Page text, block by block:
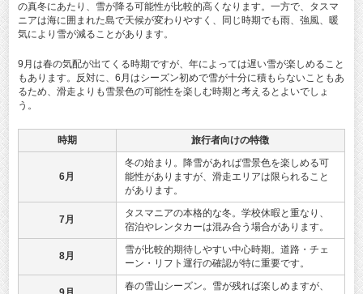
の真冬にあたり、雪が降る可能性が比較的高くなります。一方で、タスマ
ニアは海に囲まれた島で天候が変わりやすく、同じ時期でも雨、強風、暖
気により雪が減ることがあります。
9月は春の気配が出てくる時期ですが、年によっては遅い雪が楽しめること
もあります。反対に、6月はシーズン初めで雪が十分に積もらないこともあ
るため、滑走よりも雪景色の可能性を楽しむ時期と考えるとよいでしょ
う。
時期 旅行者向けの特徴
6月
冬の始まり。降雪があれば雪景色を楽しめる可
能性がありますが、滑走エリアは限られること
があります。
7月
タスマニアの本格的な冬。学校休暇と重なり、
宿泊やレンタカーは混み合う場合があります。
8月
雪が比較的期待しやすい中心時期。道路・チェ
ーン・リフト運行の確認が特に重要です。
春の雪山シーズン。雪が残れば楽しめますが、